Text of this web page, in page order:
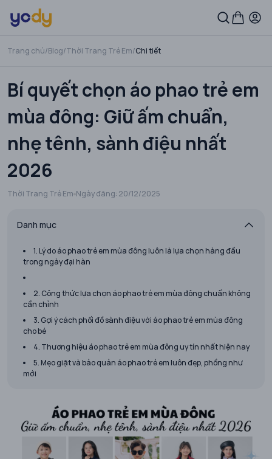
Trang chủ/Blog/Thời Trang Trẻ Em/Chi tiết
Bí quyết chọn áo phao trẻ em
mùa đông: Giữ ấm chuẩn,
nhẹ tênh, sành điệu nhất
2026
Thời Trang Trẻ Em Ngày đăng: 20/12/2025
Danh mục
1. Lý do áo phao trẻ em mùa đông luôn là lựa chọn hàng đầu
trong ngày đại hàn
2. Công thức lựa chọn áo phao trẻ em mùa đông chuẩn không
cần chỉnh
3. Gợi ý cách phối đồ sành điệu với áo phao trẻ em mùa đông
cho bé
4. Thương hiệu áo phao trẻ em mùa đông uy tín nhất hiện nay
5. Mẹo giặt và bảo quản áo phao trẻ em luôn đẹp, phồng như
mới